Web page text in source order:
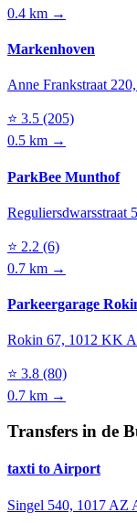
0.4 km →
Markenhoven
Anne Frankstraat
⭐ 3.5 (205)
0.5 km →
ParkBee Munthof
Reguliersdwarsstraat
⭐ 2.2 (6)
0.7 km →
Parkeergarage
Rokin 67, 1012 KK
⭐ 3.8 (80)
0.7 km →
Transfers in de
taxti to Airport
Singel 540, 1017 AZ